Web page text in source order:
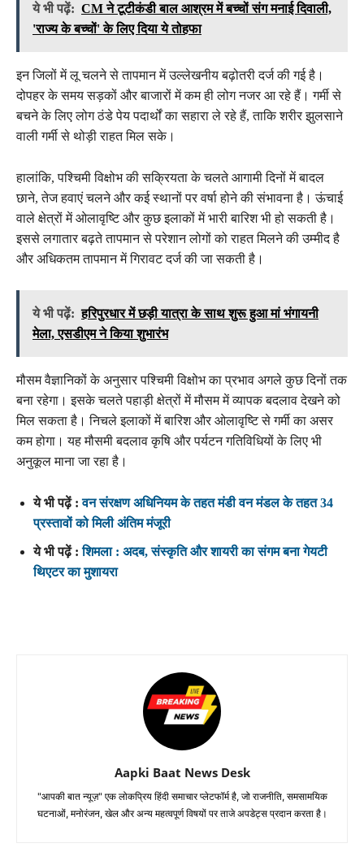
ये भी पढ़ें: CM ने टूटीकंडी बाल आश्रम में बच्चों संग मनाई दिवाली,
'राज्य के बच्चों' के लिए दिया ये तोहफा
इन जिलों में लू चलने से तापमान में उल्लेखनीय बढ़ोतरी दर्ज की गई है।
दोपहर के समय सड़कों और बाजारों में कम ही लोग नजर आ रहे हैं। गर्मी से
बचने के लिए लोग ठंडे पेय पदार्थों का सहारा ले रहे हैं, ताकि शरीर झुलसाने
वाली गर्मी से थोड़ी राहत मिल सके।
हालांकि, पश्चिमी विक्षोभ की सक्रियता के चलते आगामी दिनों में बादल
छाने, तेज हवाएं चलने और कई स्थानों पर वर्षा होने की संभावना है। ऊंचाई
वाले क्षेत्रों में ओलावृष्टि और कुछ इलाकों में भारी बारिश भी हो सकती है।
इससे लगातार बढ़ते तापमान से परेशान लोगों को राहत मिलने की उम्मीद है
और अधिकतम तापमान में गिरावट दर्ज की जा सकती है।
ये भी पढ़ें: हरिपुरधार में छड़ी यात्रा के साथ शुरू हुआ मां भंगायनी
मेला, एसडीएम ने किया शुभारंभ
मौसम वैज्ञानिकों के अनुसार पश्चिमी विक्षोभ का प्रभाव अगले कुछ दिनों तक
बना रहेगा। इसके चलते पहाड़ी क्षेत्रों में मौसम में व्यापक बदलाव देखने को
मिल सकता है। निचले इलाकों में बारिश और ओलावृष्टि से गर्मी का असर
कम होगा। यह मौसमी बदलाव कृषि और पर्यटन गतिविधियों के लिए भी
अनुकूल माना जा रहा है।
ये भी पढ़ें :वन संरक्षण अधिनियम के तहत मंडी वन मंडल के तहत 34
प्रस्तावों को मिली अंतिम मंजूरी
ये भी पढ़ें :शिमला : अदब, संस्कृति और शायरी का संगम बना गेयटी
थिएटर का मुशायरा
Aapki Baat News Desk
"आपकी बात न्यूज़" एक लोकप्रिय हिंदी समाचार प्लेटफॉर्म है, जो राजनीति, समसामयिक
घटनाओं, मनोरंजन, खेल और अन्य महत्वपूर्ण विषयों पर ताजे अपडेट्स प्रदान करता है।